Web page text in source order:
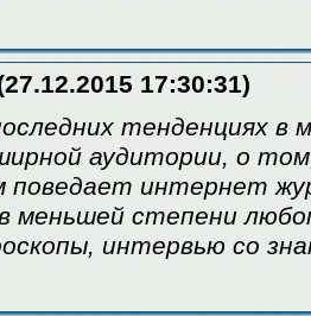
17:30:31)
тенденциях в
аудитории, о
поведает интернет
меньшей степени
интервью со